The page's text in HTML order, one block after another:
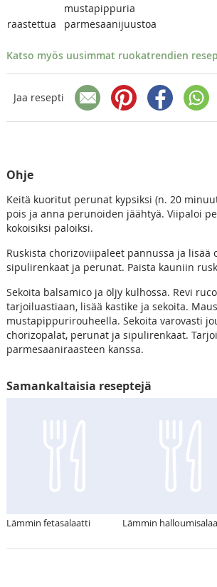
mustapippuria
raastettua
parmesaanijuustoa
Katso myös uusimmat ruokatrendien
Jaa resepti
Ohje
Keitä kuoritut perunat kypsiksi (n. 20
pois ja anna perunoiden jäähtyä. Viipaloi
kokoisiksi paloiksi.
Ruskista chorizoviipaleet pannussa ja lisää
sipulirenkaat ja perunat. Paista kauniin
Sekoita balsamico ja öljy kulhossa. Revi
tarjoiluastiaan, lisää kastike ja sekoita.
mustapippurirouheella. Sekoita varovasti
chorizopalat, perunat ja sipulirenkaat.
parmesaaniraasteen kanssa.
Samankaltaisia reseptejä
Lämmin fetasalaatti Lämmin